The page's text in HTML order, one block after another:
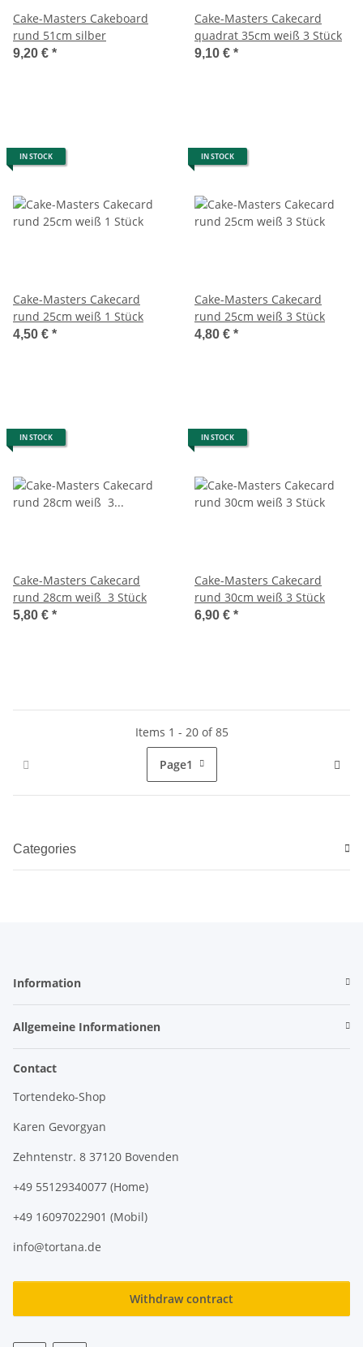
Cake-Masters Cakeboard
rund 51cm silber
9,20 € *
Cake-Masters Cakecard
quadrat 35cm weiß 3 Stück
9,10 € *
IN STOCK
Cake-Masters Cakecard
rund 25cm weiß 1 Stück
4,50 € *
IN STOCK
Cake-Masters Cakecard
rund 25cm weiß 3 Stück
4,80 € *
IN STOCK
Cake-Masters Cakecard
rund 28cm weiß 3 Stück
5,80 € *
IN STOCK
Cake-Masters Cakecard
rund 30cm weiß 3 Stück
6,90 € *
Items 1 - 20 of 85
Page1
Categories
Information
Allgemeine Informationen
Contact
Tortendeko-Shop
Karen Gevorgyan
Zehntenstr. 8 37120 Bovenden
+49 55129340077 (Home)
+49 16097022901 (Mobil)
info@tortana.de
Withdraw contract